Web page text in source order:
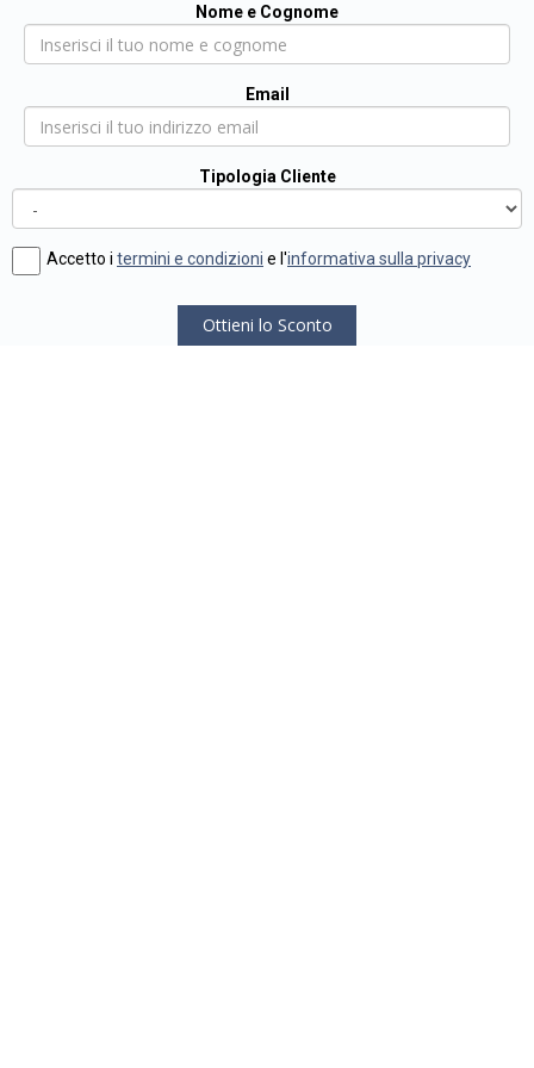
Nome e Cognome
Email
Tipologia Cliente
Accetto i termini e condizioni e l'informativa sulla privacy
Ottieni lo Sconto